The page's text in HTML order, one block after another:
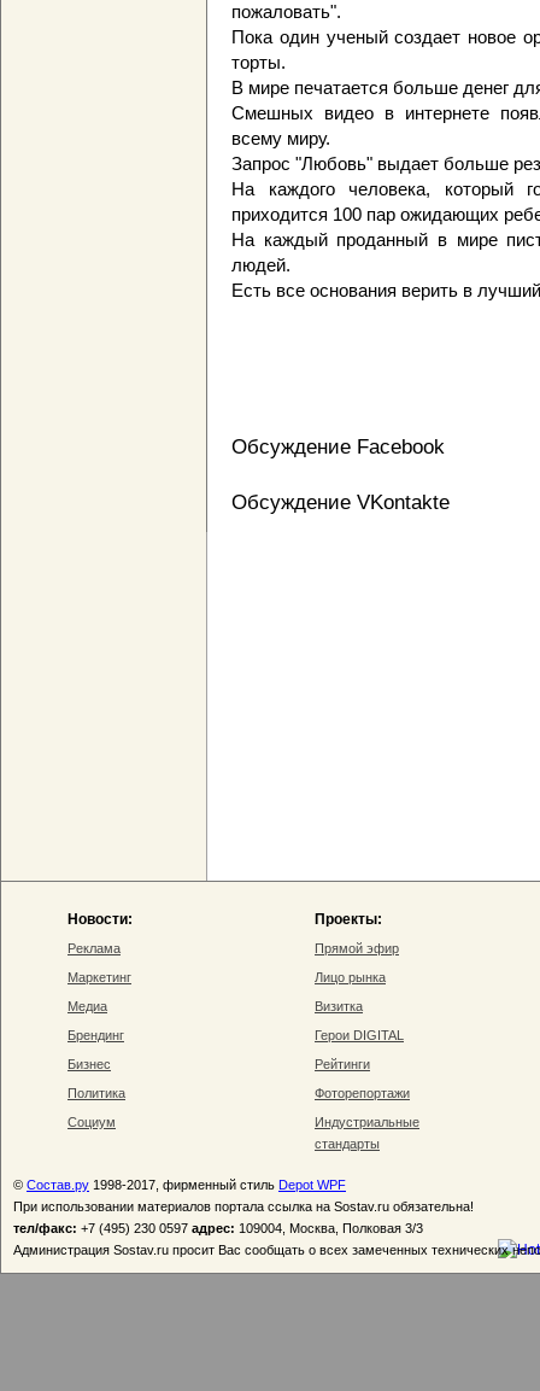
пожаловать".
Пока один ученый создает новое
торты.
В мире печатается больше денег
Смешных видео в интернете
всему миру.
Запрос "Любовь" выдает больше
На каждого человека, который
приходится 100 пар ожидающих
На каждый проданный в мире
людей.
Есть все основания верить в
Обсуждение Facebook
Обсуждение VKontakte
Новости:
Реклама
Маркетинг
Медиа
Брендинг
Бизнес
Политика
Социум
Проекты:
Прямой эфир
Лицо рынка
Визитка
Герои DIGITAL
Рейтинги
Фоторепортажи
Индустриальные
стандарты
© Состав.ру 1998-2017, фирменный стиль Depot WPF
При использовании материалов портала ссылка на Sostav.ru обязательна!
тел/факс: +7 (495) 230 0597 адрес: 109004, Москва, Полковая 3/3
Администрация Sostav.ru просит Вас сообщать о всех замеченных технических